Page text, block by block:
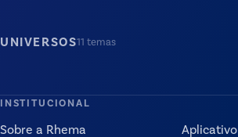
UNIVERSOS11 temas
INSTITUCIONAL
Sobre a Rhema Aplicativo